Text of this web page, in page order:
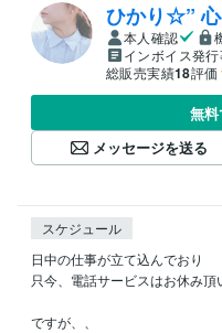
ひかり☆”
本人確認
インボイス発
総販売実績18評価
無
メッセージを送る
スケジュール
日中の仕事が立て込んでおり
只今、電話サービスはお休み頂
ですが、、